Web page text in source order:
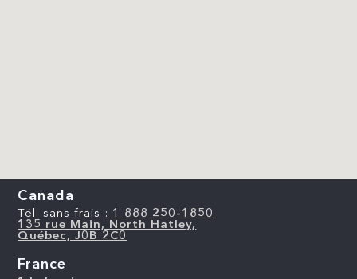
Canada
Tél. sans frais : 1 888 250-1850
135 rue Main, North Hatley,
Québec, J0B 2C0
France